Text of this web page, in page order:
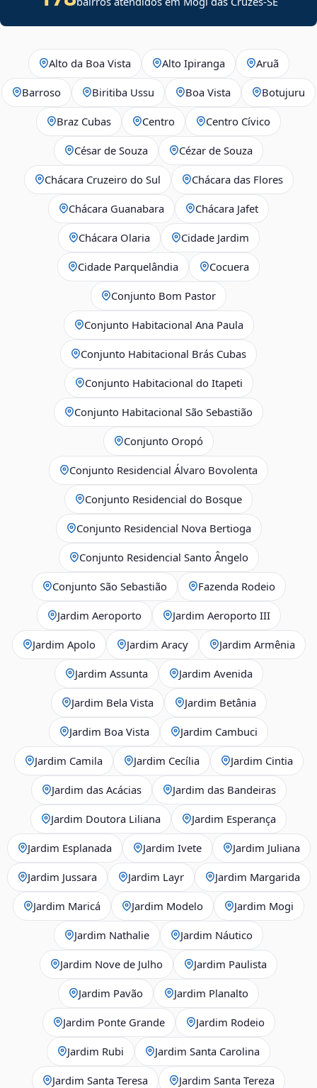
Alto da Boa Vista Alto Ipiranga Aruã
Barroso Biritiba Ussu Boa Vista Botujuru
Braz Cubas Centro Centro Cívico
César de Souza Cézar de Souza
Chácara Cruzeiro do Sul Chácara das Flores
Chácara Guanabara Chácara Jafet
Chácara Olaria Cidade Jardim
Cidade Parquelândia Cocuera
Conjunto Bom Pastor
Conjunto Habitacional Ana Paula
Conjunto Habitacional Brás Cubas
Conjunto Habitacional do Itapeti
Conjunto Habitacional São Sebastião
Conjunto Oropó
Conjunto Residencial Álvaro Bovolenta
Conjunto Residencial do Bosque
Conjunto Residencial Nova Bertioga
Conjunto Residencial Santo Ângelo
Conjunto São Sebastião Fazenda Rodeio
Jardim Aeroporto Jardim Aeroporto III
Jardim Apolo Jardim Aracy Jardim Armênia
Jardim Assunta Jardim Avenida
Jardim Bela Vista Jardim Betânia
Jardim Boa Vista Jardim Cambuci
Jardim Camila Jardim Cecília Jardim Cintia
Jardim das Acácias Jardim das Bandeiras
Jardim Doutora Liliana Jardim Esperança
Jardim Esplanada Jardim Ivete Jardim Juliana
Jardim Jussara Jardim Layr Jardim Margarida
Jardim Maricá Jardim Modelo Jardim Mogi
Jardim Nathalie Jardim Náutico
Jardim Nove de Julho Jardim Paulista
Jardim Pavão Jardim Planalto
Jardim Ponte Grande Jardim Rodeio
Jardim Rubi Jardim Santa Carolina
Jardim Santa Teresa Jardim Santa Tereza